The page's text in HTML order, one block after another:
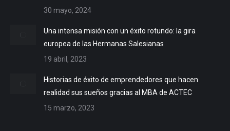
30 mayo, 2024
Una intensa misión con un éxito rotundo: la gira
europea de las Hermanas Salesianas
19 abril, 2023
Historias de éxito de emprendedores que hacen
realidad sus sueños gracias al MBA de ACTEC
15 marzo, 2023